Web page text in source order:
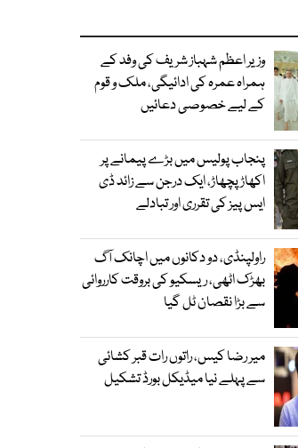
وزیر اعظم شہباز شریف کی وفد کے
ہمراہ عمرہ کی ادائیگی، ملک و قوم
کے لیے خصوصی دعائیں
پنجاب پولیس میں بڑے پیمانے پر
اکھاڑ پچھاڑ، ایک درجن سے زائد ڈی
ایس پیز کی تقرری اور تبادلے
راولپنڈی، دو دکانوں میں اچانک آگ
بھڑک اٹھی، ریسکیو کی بروقت کارروائی
سے بڑا نقصان ٹل گیا
میر رضا کیس، راتوں رات قبر کشائی
سے پہلے نیا میڈیکل بورڈ تشکیل